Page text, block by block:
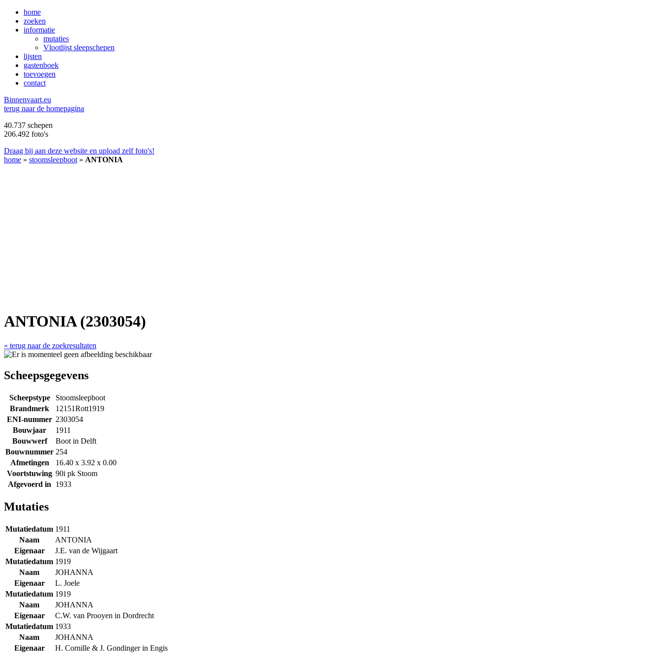
home
zoeken
informatie
mutaties
Vlootlijst sleepschepen
lijsten
gastenboek
toevoegen
contact
Binnenvaart.eu
terug naar de homepagina
40.737 schepen
206.492 foto's
Draag bij aan deze website en upload zelf foto's!
home » stoomsleepboot » ANTONIA
ANTONIA (2303054)
« terug naar de zoekresultaten
Scheepsgegevens
Scheepstype
Stoomsleepboot
Brandmerk
12151Rott1919
ENI-nummer 2303054
Bouwjaar
1911
Bouwwerf
Boot in Delft
Bouwnummer 254
Afmetingen
16.40 x 3.92 x 0.00
Voortstuwing 90i pk Stoom
Afgevoerd in
1933
Mutaties
Mutatiedatum 1911
Naam
ANTONIA
Eigenaar
J.E. van de Wijgaart
Mutatiedatum 1919
Naam
JOHANNA
Eigenaar
L. Joele
Mutatiedatum 1919
Naam
JOHANNA
Eigenaar
C.W. van Prooyen in Dordrecht
Mutatiedatum 1933
Naam
JOHANNA
Eigenaar
H. Cornille & J. Gondinger in Engis